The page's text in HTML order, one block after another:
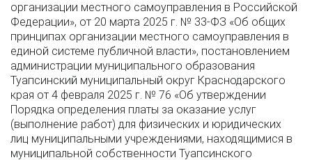
организации местного самоуправления в Российской
Федерации», от 20 марта 2025 г. № 33-ФЗ «Об общих
принципах организации местного самоуправления в
единой системе публичной власти», постановлением
администрации муниципального образования
Туапсинский муниципальный округ Краснодарского
края от 4 февраля 2025 г. № 76 «Об утверждении
Порядка определения платы за оказание услуг
(выполнение работ) для физических и юридических
лиц муниципальными учреждениями, находящимися в
муниципальной собственности Туапсинского